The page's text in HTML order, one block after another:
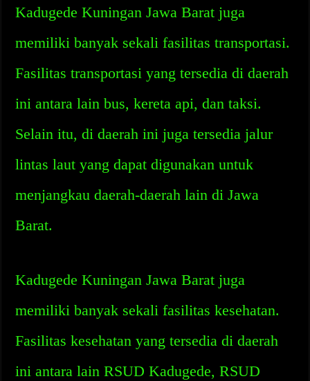
Kadugede Kuningan Jawa Barat juga
memiliki banyak sekali fasilitas transportasi.
Fasilitas transportasi yang tersedia di daerah
ini antara lain bus, kereta api, dan taksi.
Selain itu, di daerah ini juga tersedia jalur
lintas laut yang dapat digunakan untuk
menjangkau daerah-daerah lain di Jawa
Barat.
Kadugede Kuningan Jawa Barat juga
memiliki banyak sekali fasilitas kesehatan.
Fasilitas kesehatan yang tersedia di daerah
ini antara lain RSUD Kadugede, RSUD